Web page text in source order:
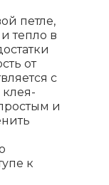
петле,
тепло в
от
с
и
к